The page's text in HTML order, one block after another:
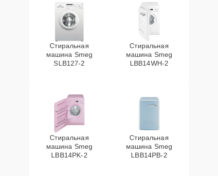
Стиральная
машина Smeg
SLB127-2
Стиральная
машина Smeg
LBB14WH-2
Стиральная
машина Smeg
LBB14PK-2
Стиральная
машина Smeg
LBB14PB-2